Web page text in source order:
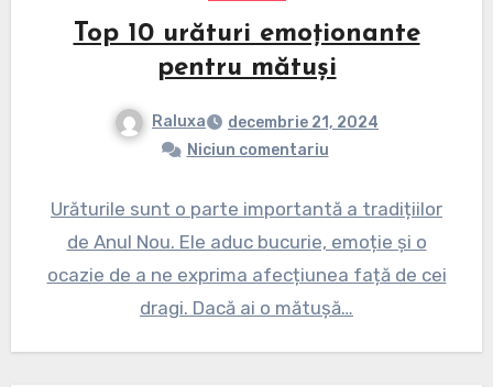
Top 10 urături emoționante
pentru mătuși
Raluxa
decembrie 21, 2024
Niciun comentariu
Urăturile sunt o parte importantă a tradițiilor
de Anul Nou. Ele aduc bucurie, emoție și o
ocazie de a ne exprima afecțiunea față de cei
dragi. Dacă ai o mătușă…